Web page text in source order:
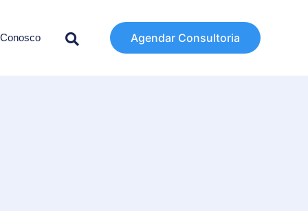
Agendar Consultoria